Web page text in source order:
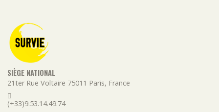
SIÈGE NATIONAL
21ter Rue Voltaire 75011 Paris, France
(+33)9.53.14.49.74